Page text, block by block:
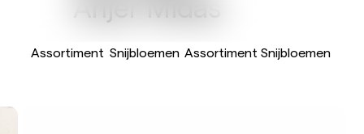
Assortiment Snijbloemen Assortiment Snijbloemen